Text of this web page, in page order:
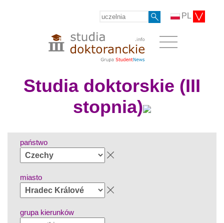
PL
Studia doktorskie (III
stopnia)
państwo
miasto
grupa kierunków